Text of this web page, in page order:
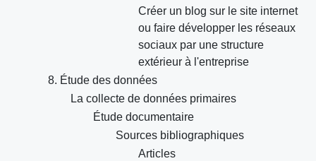
Créer un blog sur le site internet
ou faire développer les réseaux
sociaux par une structure
extérieur à l'entreprise
8. Étude des données
La collecte de données primaires
Étude documentaire
Sources bibliographiques
Articles